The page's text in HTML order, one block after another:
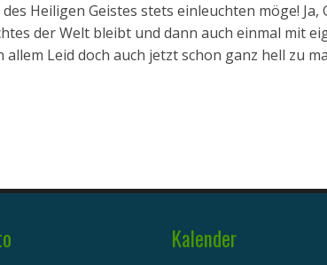
Heiligen Geistes stets einleuchten möge! Ja,
der Welt bleibt und dann auch einmal mit
Leid doch auch jetzt schon ganz hell zu
Kalender